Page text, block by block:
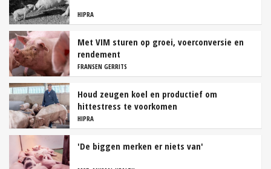
HIPRA
Met VIM sturen op groei, voerconversie en
rendement
FRANSEN GERRITS
Houd zeugen koel en productief om
hittestress te voorkomen
HIPRA
'De biggen merken er niets van'